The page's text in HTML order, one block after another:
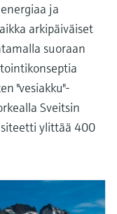
ja
arkipäiväiset
suoraan
"vesiakku"-
Sveitsin
ylittää 400